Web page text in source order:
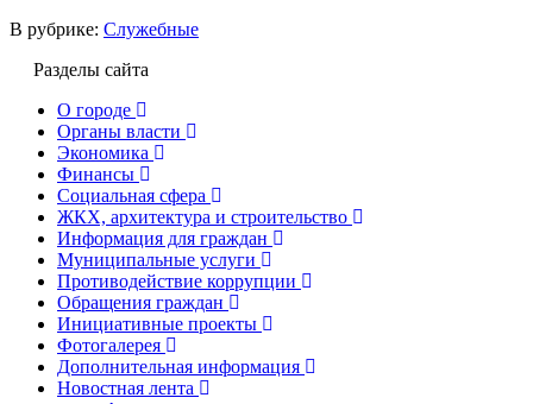
В рубрике: Служебные
Разделы сайта
О городе
Органы власти
Экономика
Финансы
Социальная сфера
ЖКХ, архитектура и строительство
Информация для граждан
Муниципальные услуги
Противодействие коррупции
Обращения граждан
Инициативные проекты
Фотогалерея
Дополнительная информация
Новостная лента